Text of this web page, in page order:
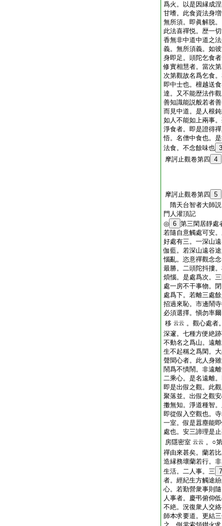
爲火。以是因縁成
甘嗜。此食資法身
無所須。即眞解脱
此法喜禪悦。歴一
香無非中道中道之
義。無所須義。如
身即足。頭陀乞食
修實相慧者。當次
次第觀故名爲乞食
即中士也。檀越送
達。又不能歴法作
善知識能説般若者
而見中道。是人根
如人不能如上兩事
淨食者。即是證得
悟。名僧中食也。
法食。不念餘味也 3
摩訶止觀卷第四 4
摩訶止觀卷第四 5
隋天台智者大師説
門人灌頂記
◎ 6 第三閑居靜處
若隨自意觸處可安
好處有三。一深山
伽藍。若深山遠谷
惱亂。恣意禪觀念
最勝。二頭陀抖摟
煩惱。是處爲次。
處一房不干事物。
處爲下。若離三處
招過來恥。市邊鬧
必須選擇。愼勿率
移 云云 。觀心處者
深邃。七種方便絶
不動名之爲山。遠
生不起稱之爲閑。
聲聞心者。此人身
鬧爲不憒鬧。非遠
二乘心。是名遠離
即是出假之觀。此
聚落並。出假之觀
擻無知。淨道種智
即從假入空觀也。
一室。假是囂塵能
處也。安三諦理是
房隱密室 云云 。○
禪由來甚矣。蘭若
造縁務壞蘭若行。
生活。二人事。三 7
者。經紀生方觸途
心。若勤營衆事則
人事者。慶弔俯仰
不絶。況復衆人交
師本求要道。更結